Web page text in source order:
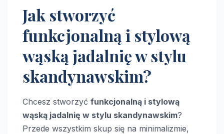
Jak stworzyć
funkcjonalną i stylową
wąską jadalnię w stylu
skandynawskim?
Chcesz stworzyć funkcjonalną i stylową
wąską jadalnię w stylu skandynawskim?
Przede wszystkim skup się na minimalizmie,